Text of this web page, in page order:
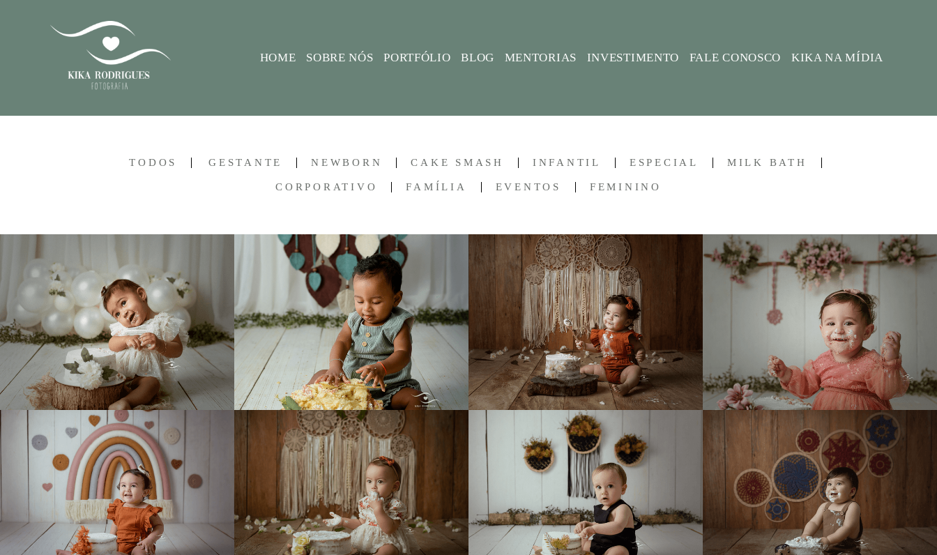
HOME SOBRE NÓS PORTFÓLIO BLOG MENTORIAS INVESTIMENTO FALE CONOSCO KIKA NA MÍDIA
TODOS GESTANTE NEWBORN CAKE SMASH INFANTIL ESPECIAL MILK BATH
CORPORATIVO FAMÍLIA EVENTOS FEMININO
396 0 345 0 862 0 1066 0
844 0 1070 1 677 0 931 0